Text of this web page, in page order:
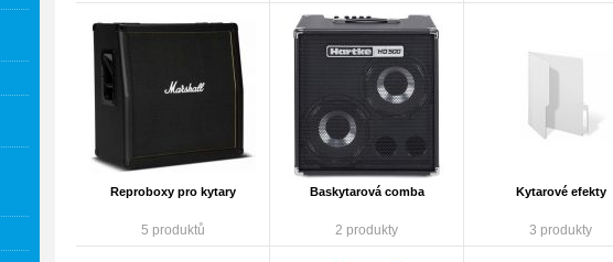
Reproboxy pro kytary
5 produktů
Baskytarová comba
2 produkty
Kytarové efekty
3 produkty